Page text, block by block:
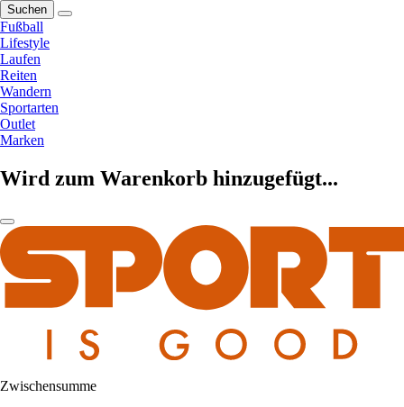
Suchen
Fußball
Lifestyle
Laufen
Reiten
Wandern
Sportarten
Outlet
Marken
Wird zum Warenkorb hinzugefügt...
Zwischensumme